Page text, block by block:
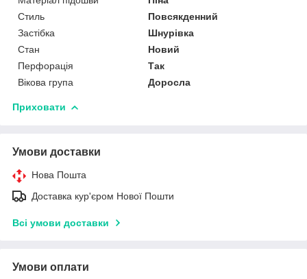
Стиль
Повсякденний
Застібка
Шнурівка
Стан
Новий
Перфорація
Так
Вікова група
Доросла
Приховати
Умови доставки
Нова Пошта
Доставка кур'єром Нової Пошти
Всі умови доставки
Умови оплати